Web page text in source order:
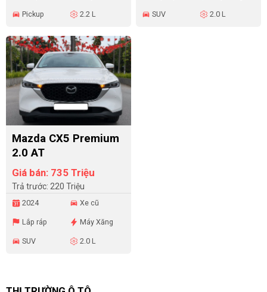
Pickup 2.2 L SUV 2.0 L
Mazda CX5 Premium
2.0 AT
Giá bán: 735 Triệu
Trả trước: 220 Triệu
2024 Xe cũ
Lắp ráp Máy Xăng
SUV 2.0 L